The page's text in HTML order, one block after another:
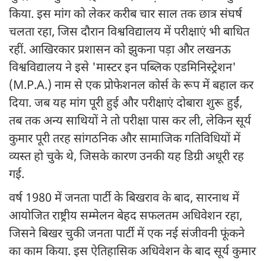
किया. इस मांग को लेकर करीब चार साल तक छात्र संघर्ष
चलता रहा, जिस दौरान विश्वविद्यालय में परीक्षाएं भी बाधित
रहीं. आखिरकार प्रशासन को झुकना पड़ा और लखनऊ
विश्वविद्यालय ने इसे 'मास्टर इन पब्लिक एडमिनिस्ट्रेशन'
(M.P.A.) नाम से एक प्रोफेशनल कोर्स के रूप में बहाल कर
दिया. जब यह मांग पूरी हुई और परीक्षाएं दोबारा शुरू हुईं,
तब तक अन्य साथियों ने तो परीक्षा पास कर ली, लेकिन सूर्य
कुमार पूरी तरह सांगठनिक और सामाजिक गतिविधियों में
व्यस्त हो चुके थे, जिसके कारण उनकी यह डिग्री अधूरी रह
गई.
वर्ष 1980 में जनता पार्टी के बिखराव के बाद, सारनाथ में
आयोजित राष्ट्रीय सम्मेलन बेहद सफलतम अधिवेशन रहा,
जिसने बिखर चुकी जनता पार्टी में एक नई संजीवनी फूंकने
का काम किया. इस ऐतिहासिक अधिवेशन के बाद सूर्य कुमार